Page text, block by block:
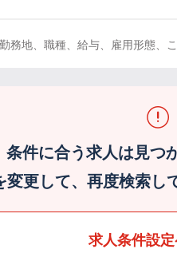
勤務地、職種、給与、雇用形態、
条件に合う求人は見つ
変更して、再度検索し
求人条件設